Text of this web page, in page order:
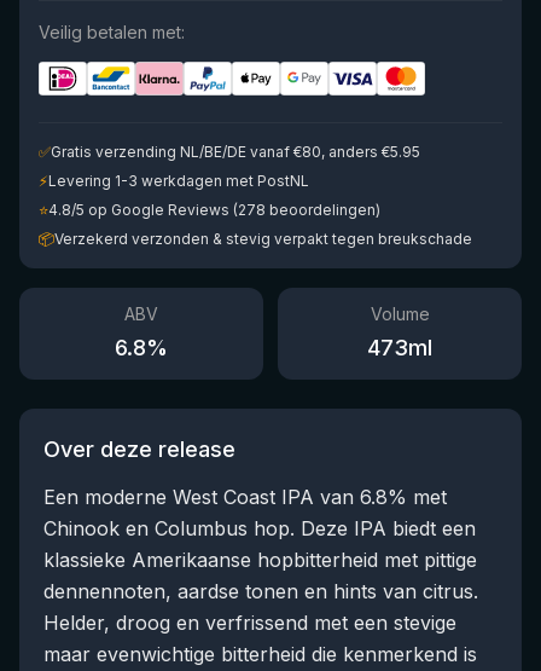
Veilig betalen met:
✅Gratis verzending NL/BE/DE vanaf €80, anders €5.95
⚡Levering 1-3 werkdagen met PostNL
⭐4.8/5 op Google Reviews (278 beoordelingen)
📦Verzekerd verzonden & stevig verpakt tegen breukschade
ABV
6.8%
Volume
473ml
Over deze release
Een moderne West Coast IPA van 6.8% met
Chinook en Columbus hop. Deze IPA biedt een
klassieke Amerikaanse hopbitterheid met pittige
dennennoten, aardse tonen en hints van citrus.
Helder, droog en verfrissend met een stevige
maar evenwichtige bitterheid die kenmerkend is